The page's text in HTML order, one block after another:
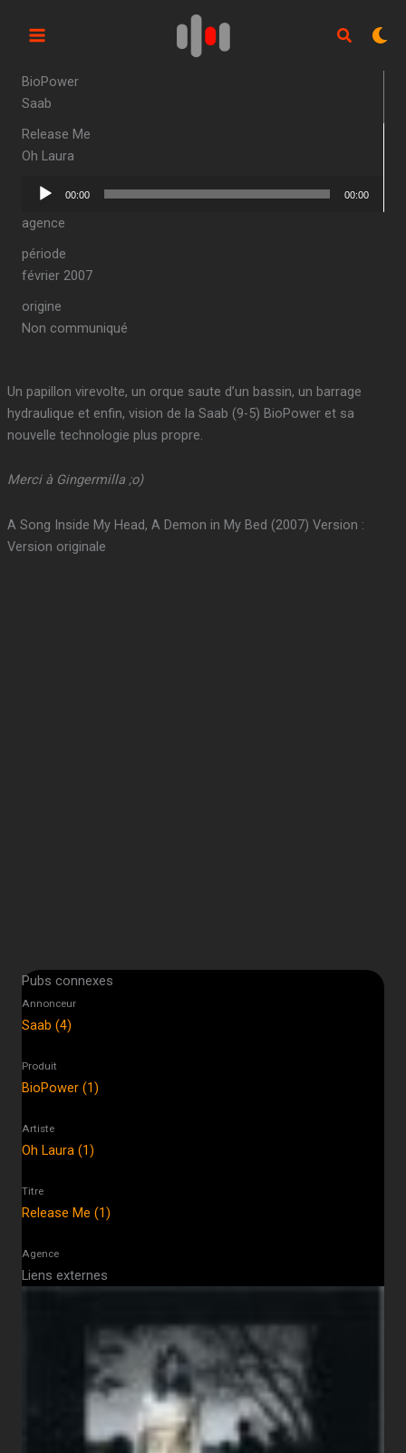
BioPower
Saab
Release Me
Oh Laura
Lecteur
00:00 00:00
agence
période
février 2007
origine
Non communiqué
Un papillon virevolte, un orque saute d’un bassin, un barrage
hydraulique et enfin, vision de la Saab (9-5) BioPower et sa
nouvelle technologie plus propre.
Merci à Gingermilla ;o)
A Song Inside My Head, A Demon in My Bed (2007) Version :
Version originale
Pubs connexes
Annonceur
Saab (4)
Produit
BioPower (1)
Artiste
Oh Laura (1)
Titre
Release Me (1)
Agence
Liens externes